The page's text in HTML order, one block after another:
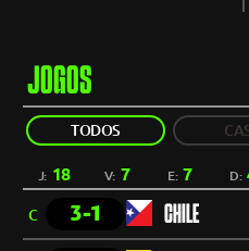
JOGOS
TODOS
J: 18 V: 7 E:7 D:
C 3-1 CHILE